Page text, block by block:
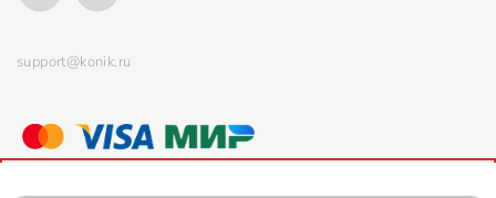
support@konik.ru